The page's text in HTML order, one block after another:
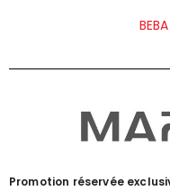
Promotion réservée